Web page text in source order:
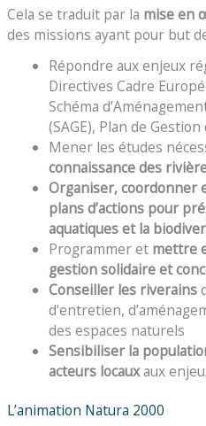
Cela se traduit par la mise en
des missions ayant pour but
Répondre aux enjeux
Directives Cadre
Schéma
(SAGE), Plan de
Mener les études
connaissance des
Organiser,
plans d’actions pour
aquatiques et la
Programmer et mettre
gestion solidaire et
Conseiller les riverains
d’entretien,
des espaces naturels
Sensibiliser la
acteurs locauxaux
L’animation Natura 2000